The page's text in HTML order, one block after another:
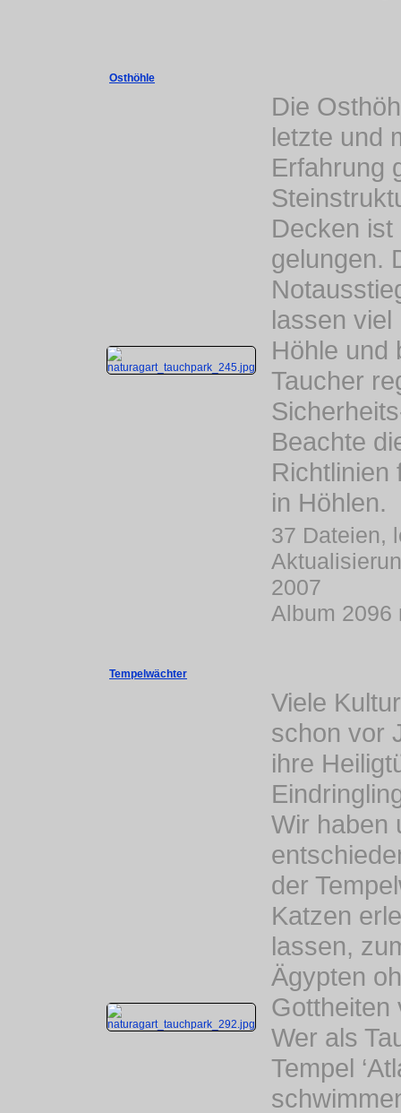
Osthöhle
Die
letzte und
Erfahrung
Decken
gelungen.
lassen viel
Höhle und
Taucher
Beachte
Richtlinien
in Höhlen.
37 Dateien,
2007
Album 2096
Tempelwächter
Viele
schon vor
ihre
Wir haben
der
Katzen
lassen,
Ägypten
Gottheiten
Wer als
Tempel